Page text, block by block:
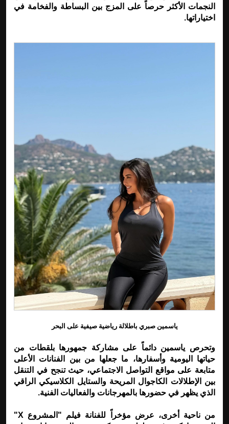
النجمات الأكثر حرصاً على المزج بين البساطة والفخامة في
اختياراتها.
ياسمين صبري باطلالة رياضية صيفية على البحر
وتحرص ياسمين دائماً على مشاركة جمهورها بلقطات من
حياتها اليومية وأسفارها، ما جعلها من بين الفنانات الأعلى
متابعة على مواقع التواصل الاجتماعي، حيث تنجح في التنقل
بين الإطلالات الكاجوال المريحة والستايل الكلاسيكي الراقي
الذي يظهر في حضورها بالمهرجانات والفعاليات الفنية.
من ناحية أخرى، عرض مؤخراً للفنانة فيلم "المشروع X"